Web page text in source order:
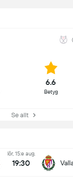
6.6
Betyg
Se allt
lör, 15:e aug.
19:30